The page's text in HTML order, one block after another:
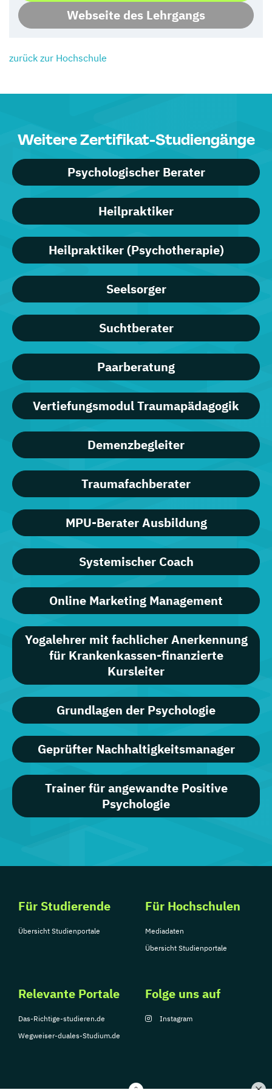
Webseite des Lehrgangs
zurück zur Hochschule
Weitere Zertifikat-Studiengänge
Psychologischer Berater
Heilpraktiker
Heilpraktiker (Psychotherapie)
Seelsorger
Suchtberater
Paarberatung
Vertiefungsmodul Traumapädagogik
Demenzbegleiter
Traumafachberater
MPU-Berater Ausbildung
Systemischer Coach
Online Marketing Management
Yogalehrer mit fachlicher Anerkennung
für Krankenkassen-finanzierte
Kursleiter
Grundlagen der Psychologie
Geprüfter Nachhaltigkeitsmanager
Trainer für angewandte Positive
Psychologie
Für Studierende
Übersicht Studienportale
Für Hochschulen
Mediadaten
Übersicht Studienportale
Relevante Portale
Das-Richtige-studieren.de
Wegweiser-duales-Studium.de
Folge uns auf
Instagram